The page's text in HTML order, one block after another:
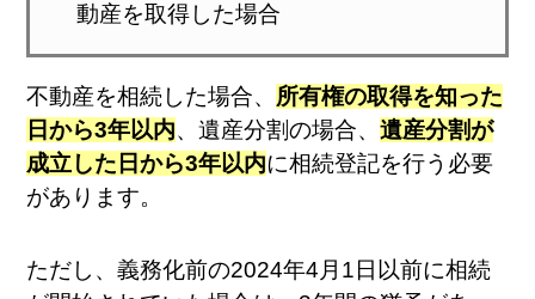
動産を取得した場合
不動産を相続した場合、 所有権の取得を知った
日から3年以内、遺産分割の場合、遺産分割が
成立した日から3年以内に相続登記を行う必要
があります。
ただし、義務化前の2024年4月1日以前に相続